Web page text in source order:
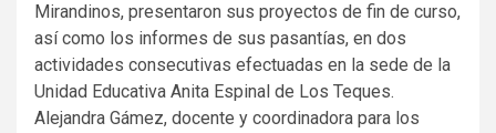
Mirandinos, presentaron sus proyectos de fin de curso,
así como los informes de sus pasantías, en dos
actividades consecutivas efectuadas en la sede de la
Unidad Educativa Anita Espinal de Los Teques.
Alejandra Gámez, docente y coordinadora para los